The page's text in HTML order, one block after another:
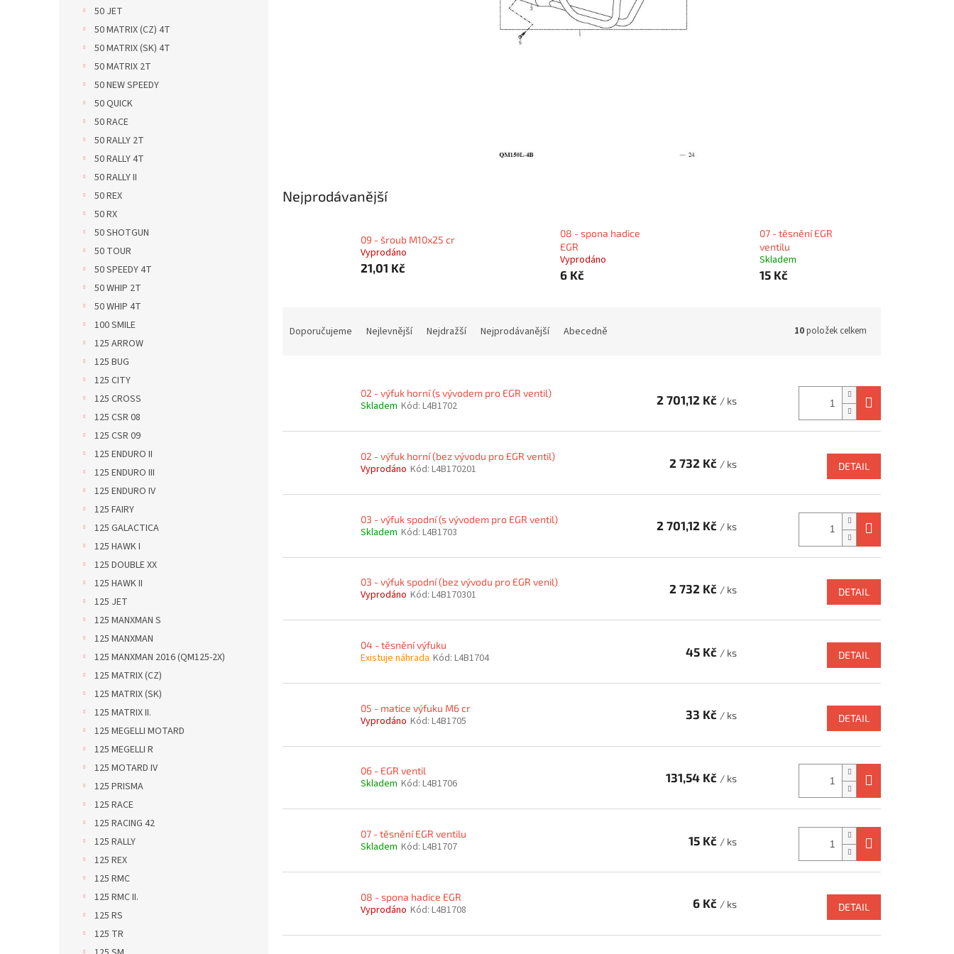
50 JET
50 MATRIX (CZ) 4T
50 MATRIX (SK) 4T
50 MATRIX 2T
50 NEW SPEEDY
50 QUICK
50 RACE
50 RALLY 2T
50 RALLY 4T
50 RALLY II
50 REX
50 RX
50 SHOTGUN
50 TOUR
50 SPEEDY 4T
50 WHIP 2T
50 WHIP 4T
100 SMILE
125 ARROW
125 BUG
125 CITY
125 CROSS
125 CSR 08
125 CSR 09
125 ENDURO II
125 ENDURO III
125 ENDURO IV
125 FAIRY
125 GALACTICA
125 HAWK I
125 DOUBLE XX
125 HAWK II
125 JET
125 MANXMAN S
125 MANXMAN
125 MANXMAN 2016 (QM125-2X)
125 MATRIX (CZ)
125 MATRIX (SK)
125 MATRIX II.
125 MEGELLI MOTARD
125 MEGELLI R
125 MOTARD IV
125 PRISMA
125 RACE
125 RACING 42
125 RALLY
125 REX
125 RMC
125 RMC II.
125 RS
125 TR
Nejprodávanější
09 - šroub M10x25 cr
Vyprodáno
21,01 Kč
08 - spona hadice
EGR
Vyprodáno
6 Kč
07 - těsnění EGR
ventilu
Skladem
15 Kč
Doporučujeme Nejlevnější Nejdražší Nejprodávanější Abecedně 10položek celkem
ů
02 - výfuk horní (s vývodem pro EGR ventil)
Skladem Kód: L4B1702 2 701,12 Kč / ks
02 - výfuk horní (bez vývodu pro EGR ventil)
Vyprodáno Kód: L4B170201 2 732 Kč / ks DETAIL
03 - výfuk spodní (s vývodem pro EGR ventil)
Skladem Kód: L4B1703 2 701,12 Kč / ks
03 - výfuk spodní (bez vývodu pro EGR venil)
Vyprodáno Kód: L4B170301 2 732 Kč / ks DETAIL
04 - těsnění výfuku
Existuje náhrada Kód: L4B1704 45 Kč / ks DETAIL
05 - matice výfuku M6 cr
Vyprodáno Kód: L4B1705 33 Kč / ks DETAIL
06 - EGR ventil
Skladem Kód: L4B1706 131,54 Kč / ks
07 - těsnění EGR ventilu
Skladem Kód: L4B1707 15 Kč / ks
08 - spona hadice EGR
Vyprodáno Kód: L4B1708 6 Kč / ks DETAIL